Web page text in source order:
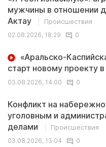
мужчины в отношении
Актау
Происшествия
02.08.2026, 18:29
0
«Аральско-
старт новому проекту
03.08.2026, 14:00
0
Конфликт на
уголовным и
делами
Происшествия
03.08.2026, 13:04
0